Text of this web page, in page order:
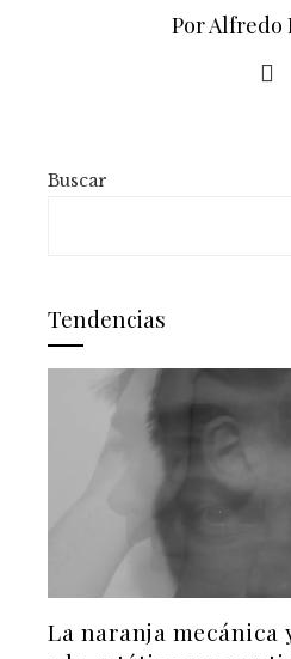
Por Alfredo
Buscar
Tendencias
La naranja